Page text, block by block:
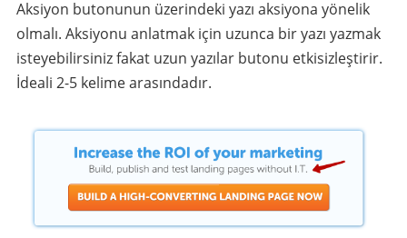
Aksiyon butonunun üzerindeki yazı aksiyona yönelik
olmalı. Aksiyonu anlatmak için uzunca bir yazı yazmak
isteyebilirsiniz fakat uzun yazılar butonu etkisizleştirir.
İdeali 2-5 kelime arasındadır.